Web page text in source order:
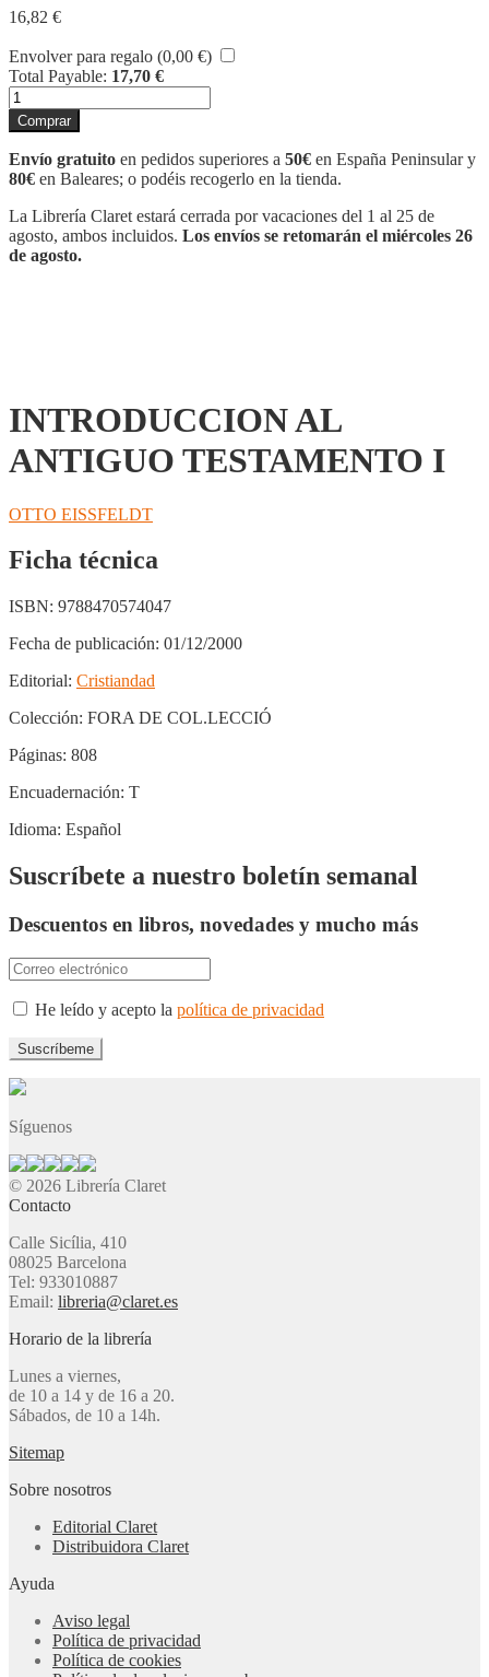
16,82 €
Envolver para regalo (0,00 €)
Total Payable: 17,70 €
INTRODUCCION
AL
ANTIGUO
TESTAMENTO
I
Comprar
Envío gratuito en pedidos superiores a 50€ en España Peninsular y
80€ en Baleares; o podéis recogerlo en la tienda.
La Librería Claret estará cerrada por vacaciones del 1 al 25 de
agosto, ambos incluidos. Los envíos se retomarán el miércoles 26
de agosto.
INTRODUCCION AL
ANTIGUO TESTAMENTO I
OTTO EISSFELDT
Ficha técnica
ISBN: 9788470574047
Fecha de publicación: 01/12/2000
Editorial: Cristiandad
Colección: FORA DE COL.LECCIÓ
Páginas: 808
Encuadernación: T
Idioma: Español
Suscríbete a nuestro boletín semanal
Descuentos en libros, novedades y mucho más
He leído y acepto la política de privacidad
Síguenos
© 2026 Librería Claret
Contacto
Calle Sicília, 410
08025 Barcelona
Tel: 933010887
Email: libreria@claret.es
Horario de la librería
Lunes a viernes,
de 10 a 14 y de 16 a 20.
Sábados, de 10 a 14h.
Sitemap
Sobre nosotros
Editorial Claret
Distribuidora Claret
Ayuda
Aviso legal
Política de privacidad
Política de cookies